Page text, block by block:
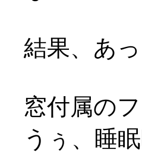
結果、あ
窓付属の
うぅ、睡